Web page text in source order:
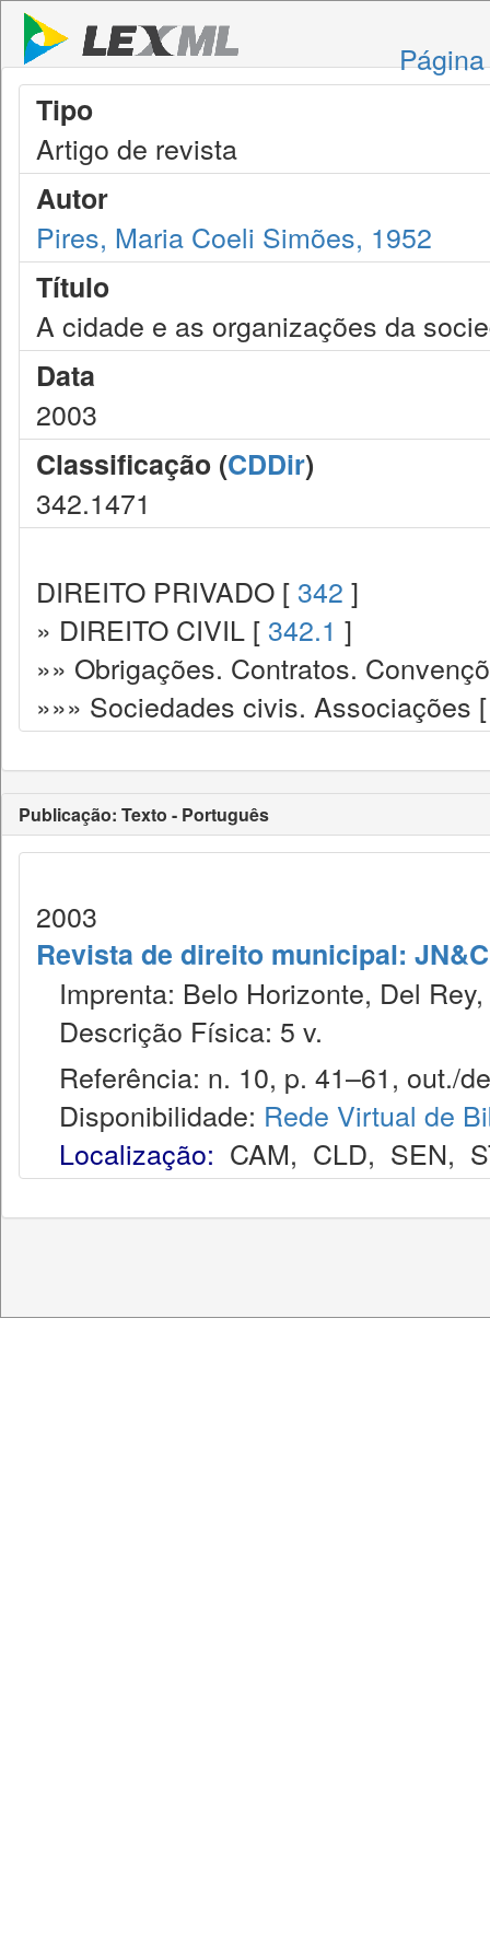
Tipo
Artigo de revista
Autor
Pires, Maria Coeli Simões, 1952
Título
A cidade e as organizações da
Data
2003
Classificação (CDDir)
342.1471
DIREITO PRIVADO [ 342 ]
» DIREITO CIVIL [ 342.1 ]
»» Obrigações. Contratos.
»»» Sociedades civis. Associações
Publicação: Texto - Português
2003
Revista de direito municipal:
Imprenta: Belo Horizonte, Del
Descrição Física: 5 v.
Referência: n. 10, p. 41–61, out./
Disponibilidade: Rede Virtual de
Localização: CAM, CLD, SEN,